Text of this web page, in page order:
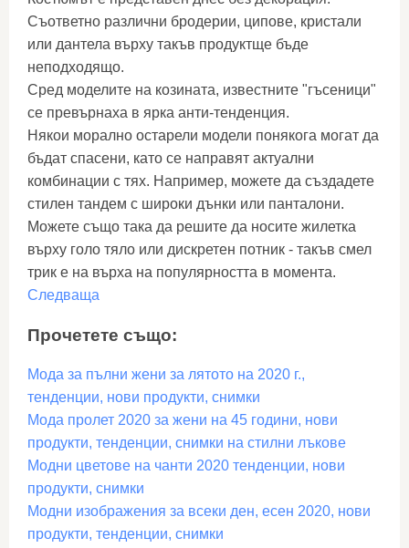
Съответно различни бродерии, ципове, кристали
или дантела върху такъв продуктще бъде
неподходящо.
Сред моделите на козината, известните "гъсеници"
се превърнаха в ярка анти-тенденция.
Някои морално остарели модели понякога могат да
бъдат спасени, като се направят актуални
комбинации с тях. Например, можете да създадете
стилен тандем с широки дънки или панталони.
Можете също така да решите да носите жилетка
върху голо тяло или дискретен потник - такъв смел
трик е на върха на популярността в момента.
Следваща
Прочетете също:
Мода за пълни жени за лятото на 2020 г.,
тенденции, нови продукти, снимки
Мода пролет 2020 за жени на 45 години, нови
продукти, тенденции, снимки на стилни лъкове
Модни цветове на чанти 2020 тенденции, нови
продукти, снимки
Модни изображения за всеки ден, есен 2020, нови
продукти, тенденции, снимки